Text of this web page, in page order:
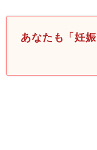
あなたも「妊